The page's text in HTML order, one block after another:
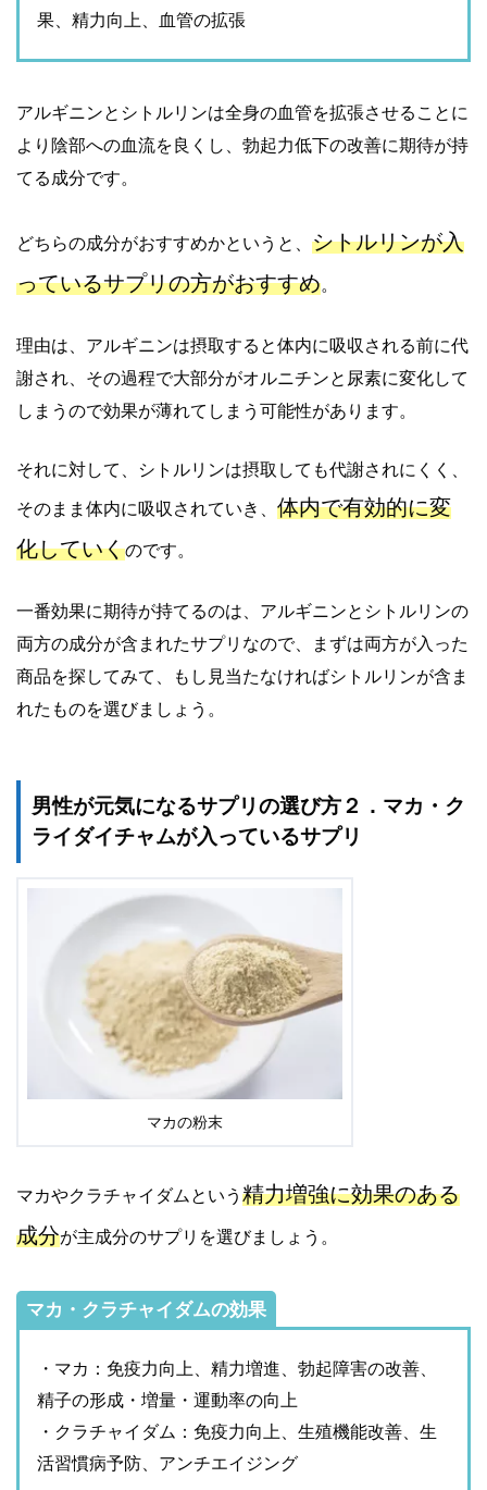
果、精力向上、血管の拡張
アルギニンとシトルリンは全身の血管を拡張させることに
より陰部への血流を良くし、勃起力低下の改善に期待が持
てる成分です。
どちらの成分がおすすめかというと、 シトルリンが入
っているサプリの方がおすすめ。
理由は、アルギニンは摂取すると体内に吸収される前に代
謝され、その過程で大部分がオルニチンと尿素に変化して
しまうので効果が薄れてしまう可能性があります。
それに対して、シトルリンは摂取しても代謝されにくく、
そのまま体内に吸収されていき、 体内で有効的に変
化していくのです。
一番効果に期待が持てるのは、アルギニンとシトルリンの
両方の成分が含まれたサプリなので、まずは両方が入った
商品を探してみて、もし見当たなければシトルリンが含ま
れたものを選びましょう。
男性が元気になるサプリの選び方２．マカ・ク
ライダイチャムが入っているサプリ
マカの粉末
マカやクラチャイダムという 精力増強に効果のある
成分が主成分のサプリを選びましょう。
マカ・クラチャイダムの効果
・マカ：免疫力向上、精力増進、勃起障害の改善、
精子の形成・増量・運動率の向上
・クラチャイダム：免疫力向上、生殖機能改善、生
活習慣病予防、アンチエイジング